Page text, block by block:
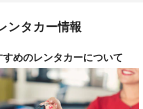
ンタカー情報
めのレンタカーについて